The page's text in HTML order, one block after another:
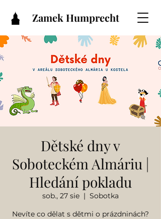
Zamek Humprecht
Dětské dny v
Soboteckém Almáriu |
Hledání pokladu
sob., 27 sie
  |
Sobotka
Nevíte co dělat s dětmi o prázdninách?